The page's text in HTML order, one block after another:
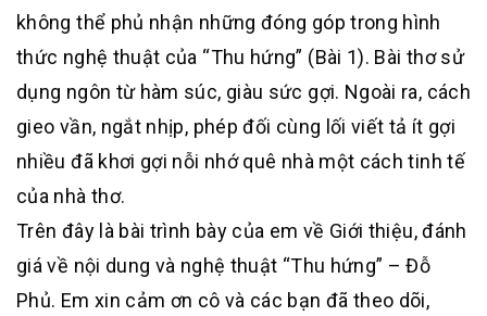
không thể phủ nhận những đóng góp trong hình
thức nghệ thuật của “Thu hứng” (Bài 1). Bài thơ sử
dụng ngôn từ hàm súc, giàu sức gợi. Ngoài ra, cách
gieo vần, ngắt nhịp, phép đối cùng lối viết tả ít gợi
nhiều đã khơi gợi nỗi nhớ quê nhà một cách tinh tế
của nhà thơ.
Trên đây là bài trình bày của em về Giới thiệu, đánh
giá về nội dung và nghệ thuật “Thu hứng” – Đỗ
Phủ. Em xin cảm ơn cô và các bạn đã theo dõi,